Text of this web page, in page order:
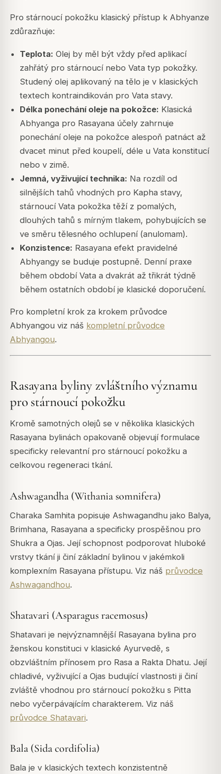
Pro stárnoucí pokožku klasický přístup k Abhyanze
zdůrazňuje:
Teplota: Olej by měl být vždy před aplikací
zahřátý pro stárnoucí nebo Vata typ pokožky.
Studený olej aplikovaný na tělo je v klasických
textech kontraindikován pro Vata stavy.
Délka ponechání oleje na pokožce: Klasická
Abhyanga pro Rasayana účely zahrnuje
ponechání oleje na pokožce alespoň patnáct až
dvacet minut před koupelí, déle u Vata konstitucí
nebo v zimě.
Jemná, vyživující technika: Na rozdíl od
silnějších tahů vhodných pro Kapha stavy,
stárnoucí Vata pokožka těží z pomalých,
dlouhých tahů s mírným tlakem, pohybujících se
ve směru tělesného ochlupení (anulomam).
Konzistence: Rasayana efekt pravidelné
Abhyangy se buduje postupně. Denní praxe
během období Vata a dvakrát až třikrát týdně
během ostatních období je klasické doporučení.
Pro kompletní krok za krokem průvodce
Abhyangou viz náš kompletní průvodce
Abhyangou.
Rasayana byliny zvláštního významu
pro stárnoucí pokožku
Kromě samotných olejů se v několika klasických
Rasayana bylinách opakovaně objevují formulace
specificky relevantní pro stárnoucí pokožku a
celkovou regeneraci tkání.
Ashwagandha (Withania somnifera)
Charaka Samhita popisuje Ashwagandhu jako Balya,
Brimhana, Rasayana a specificky prospěšnou pro
Shukra a Ojas. Její schopnost podporovat hluboké
vrstvy tkání ji činí základní bylinou v jakémkoli
komplexním Rasayana přístupu. Viz náš průvodce
Ashwagandhou.
Shatavari (Asparagus racemosus)
Shatavari je nejvýznamnější Rasayana bylina pro
ženskou konstituci v klasické Ayurvedě, s
obzvláštním přínosem pro Rasa a Rakta Dhatu. Její
chladivé, vyživující a Ojas budující vlastnosti ji činí
zvláště vhodnou pro stárnoucí pokožku s Pitta
nebo vyčerpávajícím charakterem. Viz náš
průvodce Shatavari.
Bala (Sida cordifolia)
Bala je v klasických textech konzistentně